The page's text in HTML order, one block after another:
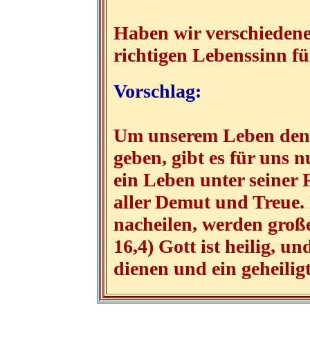
Haben wir
richtigen Lebenssinn
Vorschlag:
Um unserem Leben
geben, gibt es für uns
ein Leben unter
aller Demut und
nacheilen, werden
16,4) Gott ist heilig,
dienen und ein